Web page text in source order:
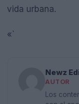
vida urbana.
«`
Newz
AUTOR
Los